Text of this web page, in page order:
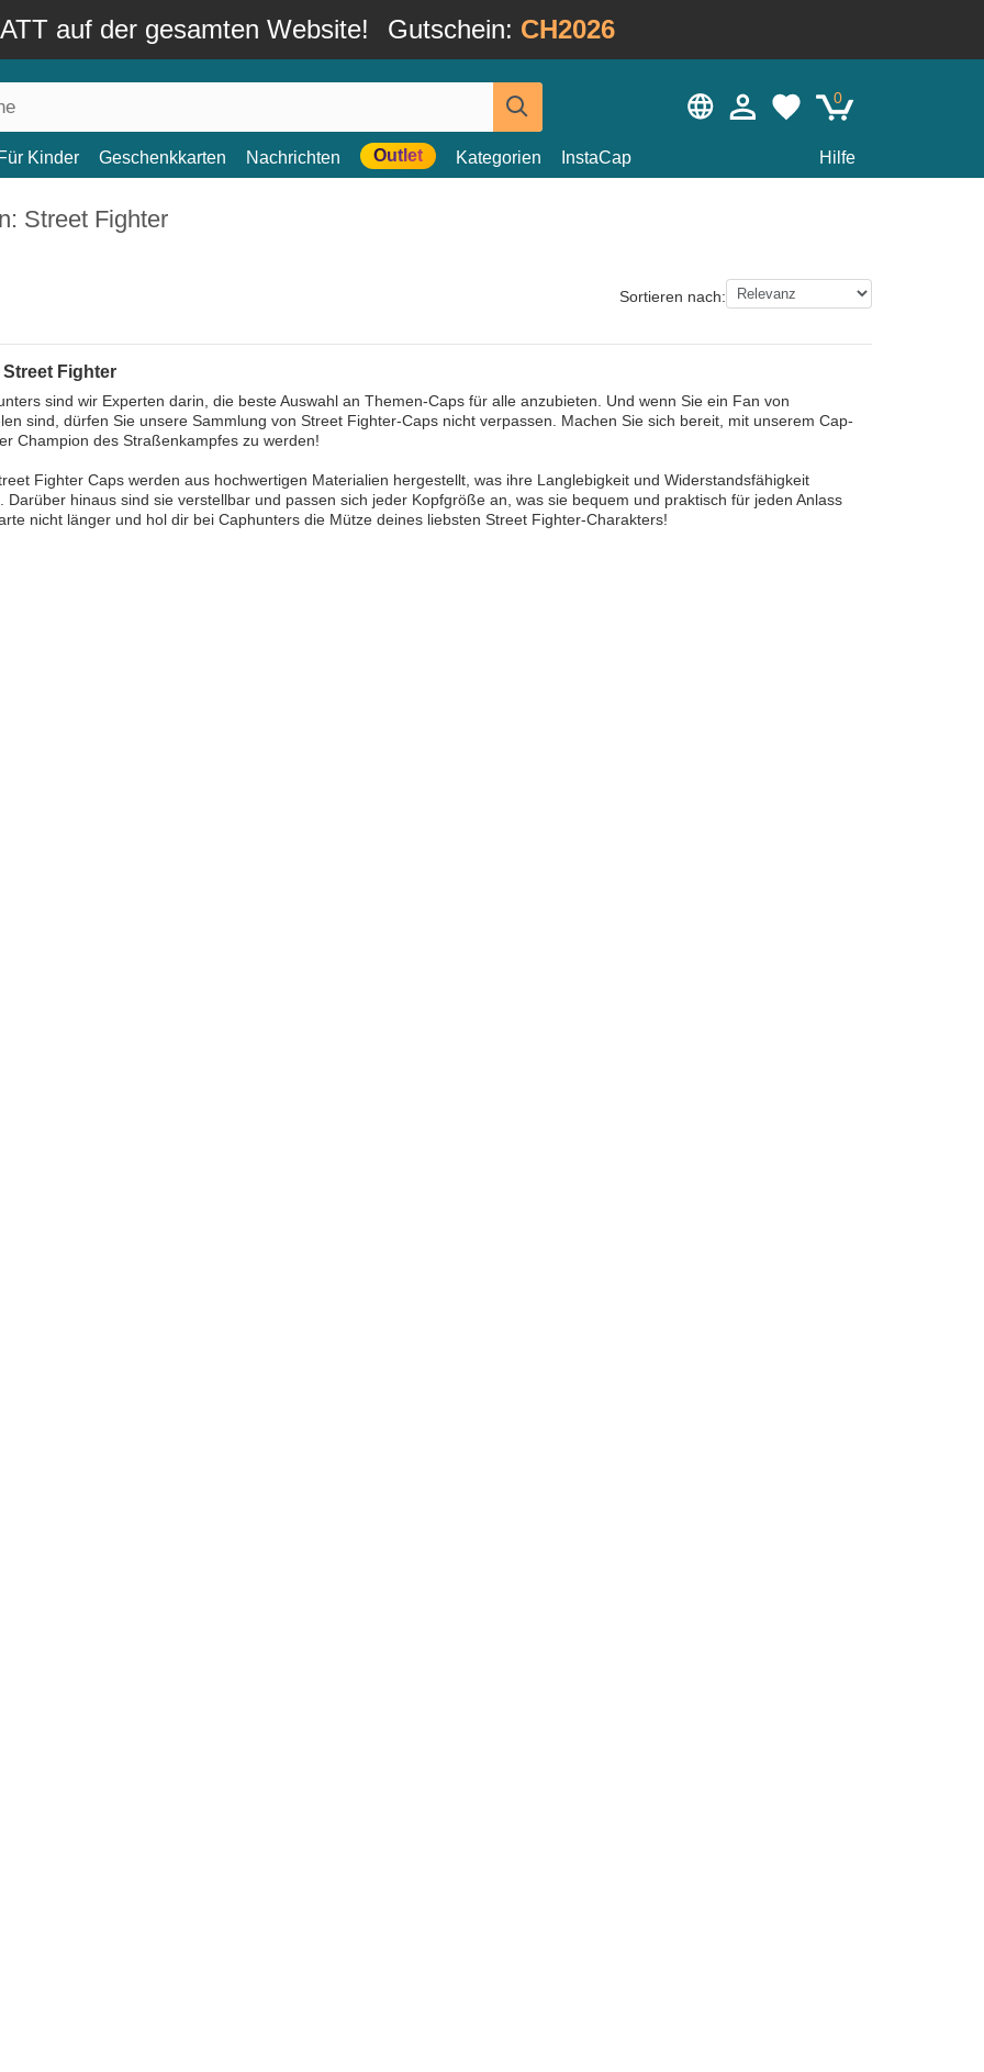
auf der gesamten Website! Gutschein: CH2026
0
Für Kinder Geschenkkarten Nachrichten Outlet Kategorien InstaCap Hilfe
Street Fighter
Sortieren nach:
Street Fighter
sind wir Experten darin, die beste Auswahl an Themen-Caps für alle anzubieten. Und wenn Sie ein Fan von
sind, dürfen Sie unsere Sammlung von Street Fighter-Caps nicht verpassen. Machen Sie sich bereit, mit unserem Cap-
Champion des Straßenkampfes zu werden!
Fighter Caps werden aus hochwertigen Materialien hergestellt, was ihre Langlebigkeit und Widerstandsfähigkeit
Darüber hinaus sind sie verstellbar und passen sich jeder Kopfgröße an, was sie bequem und praktisch für jeden Anlass
nicht länger und hol dir bei Caphunters die Mütze deines liebsten Street Fighter-Charakters!